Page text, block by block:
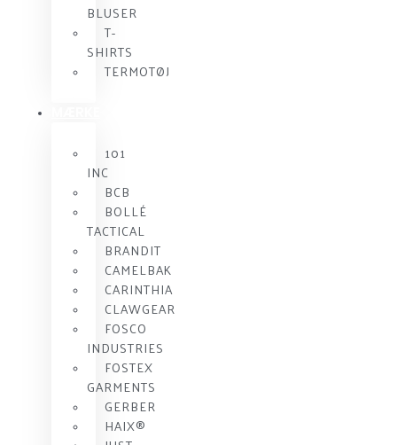
BLUSER
T-
SHIRTS
TERMOTØJ
101
INC
BCB
BOLLÉ
TACTICAL
BRANDIT
CAMELBAK
CARINTHIA
CLAWGEAR
FOSCO
INDUSTRIES
FOSTEX
GARMENTS
GERBER
HAIX®